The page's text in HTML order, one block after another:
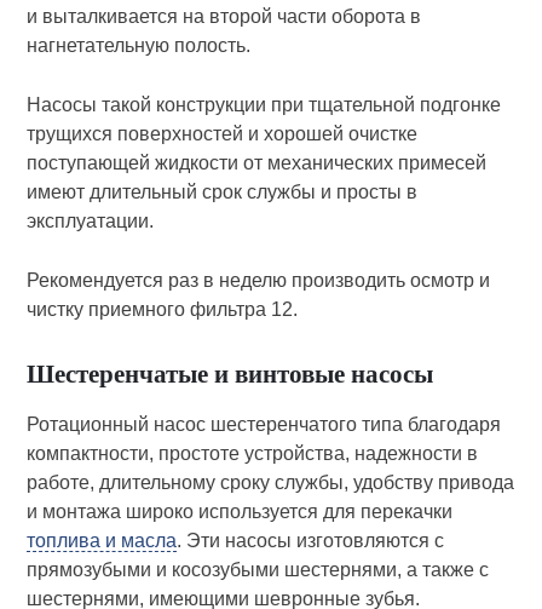
и выталкивается на второй части оборота в
нагнетательную полость.
Насосы такой конструкции при тщательной подгонке
трущихся поверхностей и хорошей очистке
поступающей жидкости от механических примесей
имеют длительный срок службы и просты в
эксплуатации.
Рекомендуется раз в неделю производить осмотр и
чистку приемного фильтра 12.
Шестеренчатые и винтовые насосы
Ротационный насос шестеренчатого типа благодаря
компактности, простоте устройства, надежности в
работе, длительному сроку службы, удобству привода
и монтажа широко используется для перекачки
топлива и масла. Эти насосы изготовляются с
прямозубыми и косозубыми шестернями, а также с
шестернями, имеющими шевронные зубья.